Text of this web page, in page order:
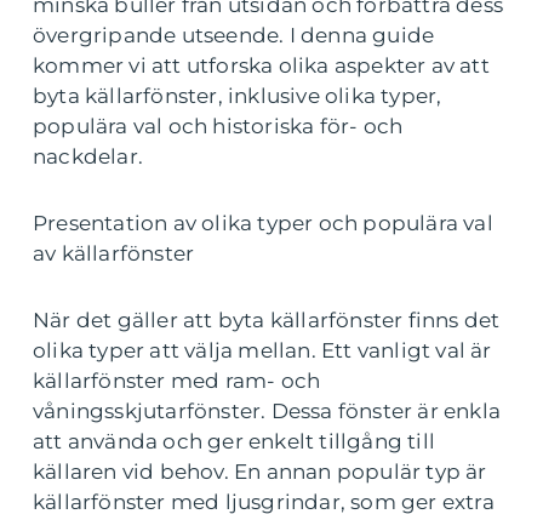
minska buller från utsidan och förbättra dess
övergripande utseende. I denna guide
kommer vi att utforska olika aspekter av att
byta källarfönster, inklusive olika typer,
populära val och historiska för- och
nackdelar.
Presentation av olika typer och populära val
av källarfönster
När det gäller att byta källarfönster finns det
olika typer att välja mellan. Ett vanligt val är
källarfönster med ram- och
våningsskjutarfönster. Dessa fönster är enkla
att använda och ger enkelt tillgång till
källaren vid behov. En annan populär typ är
källarfönster med ljusgrindar, som ger extra